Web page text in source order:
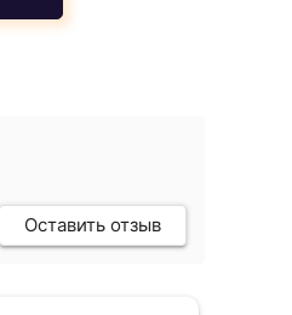
Оставить отзыв